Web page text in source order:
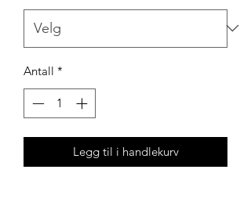
Antall *
Legg til i handlekurv